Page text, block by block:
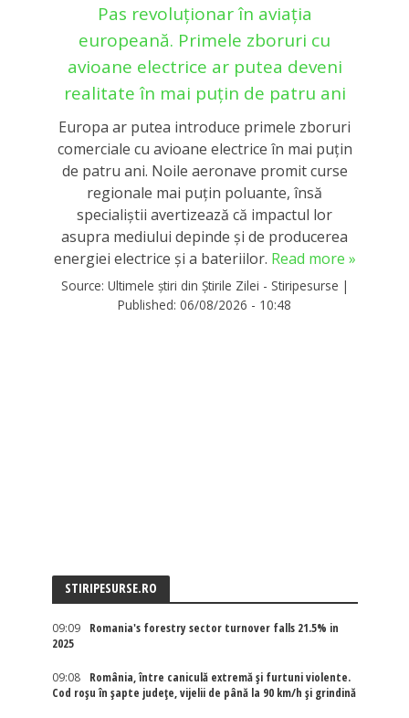
Pas revoluționar în aviația
europeană. Primele zboruri cu
avioane electrice ar putea deveni
realitate în mai puțin de patru ani
Europa ar putea introduce primele zboruri
comerciale cu avioane electrice în mai puțin
de patru ani. Noile aeronave promit curse
regionale mai puțin poluante, însă
specialiștii avertizează că impactul lor
asupra mediului depinde și de producerea
energiei electrice și a bateriilor. Read more »
Source: Ultimele știri din Știrile Zilei - Stiripesurse |
Published: 06/08/2026 - 10:48
STIRIPESURSE.RO
09:09
Romania's forestry sector turnover falls 21.5% in
2025
09:08
România, între caniculă extremă și furtuni violente.
Cod roșu în șapte județe, vijelii de până la 90 km/h și grindină